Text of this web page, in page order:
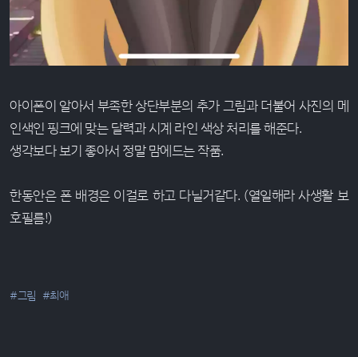
아이폰이 알아서 부족한 상단부분의 추가 그림과 더불어 사진의 메
인색인 핑크에 맞는 달력과 시계 라인 색상 처리를 해준다.
생각보다 보기 좋아서 정말 맘에드는 작품.
한동안은 폰 배경은 이걸로 하고 다닐거같다. (열일해라 사생활 보
호필름!)
#그림 #최애